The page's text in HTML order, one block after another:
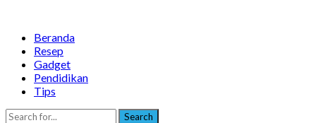
Beranda
Resep
Gadget
Pendidikan
Tips
Search